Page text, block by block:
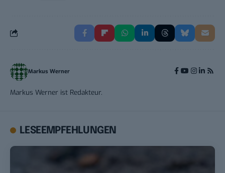
Markus Werner
Markus Werner ist Redakteur.
LESEEMPFEHLUNGEN